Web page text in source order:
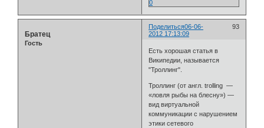
0
Поделиться 93
06-06-
2012 17:13:09
Братец
Гость
Есть хорошая статья в
Википедии, называется
"Троллинг".
Троллинг (от англ. trolling —
«ловля рыбы на блесну») —
вид виртуальной
коммуникации с нарушением
этики сетевого